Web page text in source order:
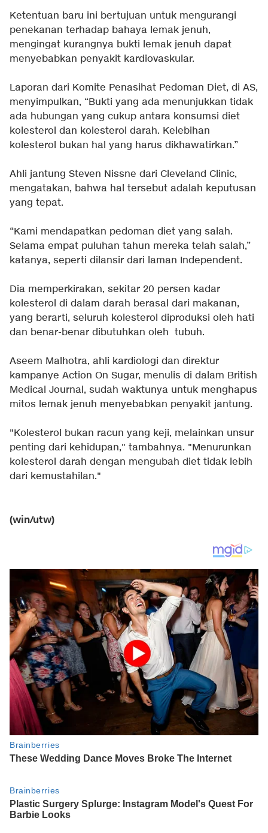
Ketentuan baru ini bertujuan untuk mengurangi
penekanan terhadap bahaya lemak jenuh,
mengingat kurangnya bukti lemak jenuh dapat
menyebabkan penyakit kardiovaskular.
Laporan dari Komite Penasihat Pedoman Diet, di AS,
menyimpulkan, “Bukti yang ada menunjukkan tidak
ada hubungan yang cukup antara konsumsi diet
kolesterol dan kolesterol darah. Kelebihan
kolesterol bukan hal yang harus dikhawatirkan.”
Ahli jantung Steven Nissne dari Cleveland Clinic,
mengatakan, bahwa hal tersebut adalah keputusan
yang tepat.
“Kami mendapatkan pedoman diet yang salah.
Selama empat puluhan tahun mereka telah salah,”
katanya, seperti dilansir dari laman Independent.
Dia memperkirakan, sekitar 20 persen kadar
kolesterol di dalam darah berasal dari makanan,
yang berarti, seluruh kolesterol diproduksi oleh hati
dan benar-benar dibutuhkan oleh tubuh.
Aseem Malhotra, ahli kardiologi dan direktur
kampanye Action On Sugar, menulis di dalam British
Medical Journal, sudah waktunya untuk menghapus
mitos lemak jenuh menyebabkan penyakit jantung.
"Kolesterol bukan racun yang keji, melainkan unsur
penting dari kehidupan," tambahnya. "Menurunkan
kolesterol darah dengan mengubah diet tidak lebih
dari kemustahilan."
(win/utw)